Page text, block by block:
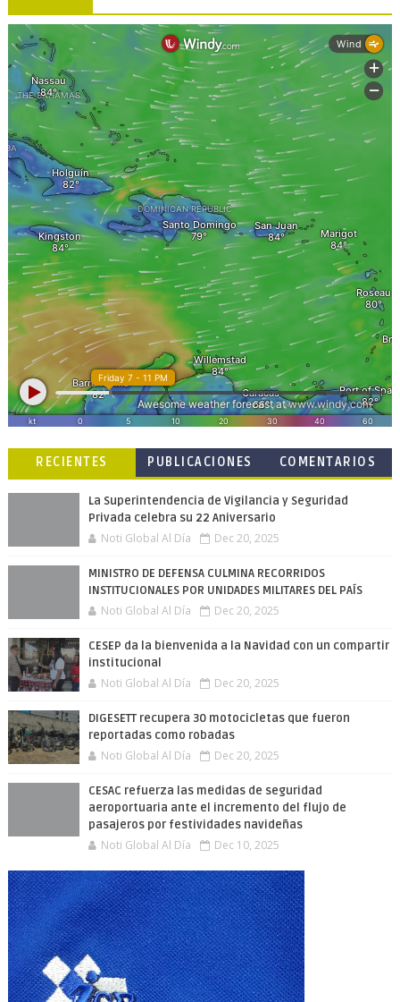
RECIENTES
PUBLICACIONES
COMENTARIOS
La Superintendencia de Vigilancia y Seguridad
Privada celebra su 22 Aniversario
Noti Global Al Día Dec 20, 2025
MINISTRO DE DEFENSA CULMINA RECORRIDOS
INSTITUCIONALES POR UNIDADES MILITARES DEL PAÍS
Noti Global Al Día Dec 20, 2025
CESEP da la bienvenida a la Navidad con un compartir
institucional
Noti Global Al Día Dec 20, 2025
DIGESETT recupera 30 motocicletas que fueron
reportadas como robadas
Noti Global Al Día Dec 20, 2025
CESAC refuerza las medidas de seguridad
aeroportuaria ante el incremento del flujo de
pasajeros por festividades navideñas
Noti Global Al Día Dec 10, 2025